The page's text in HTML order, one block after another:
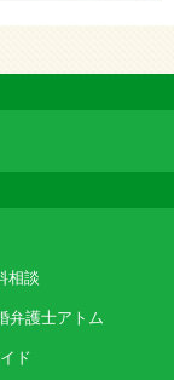
相談
弁護士アトム
ド